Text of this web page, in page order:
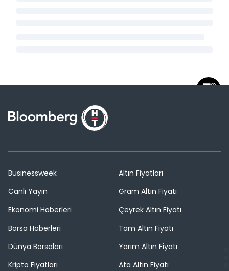
Businessweek
Canlı Yayın
Ekonomi Haberleri
Borsa Haberleri
Dünya Borsaları
Kripto Fiyatları
Altın Fiyatları
Gram Altın Fiyatı
Çeyrek Altın Fiyatı
Tam Altın Fiyatı
Yarım Altın Fiyatı
Ata Altın Fiyatı